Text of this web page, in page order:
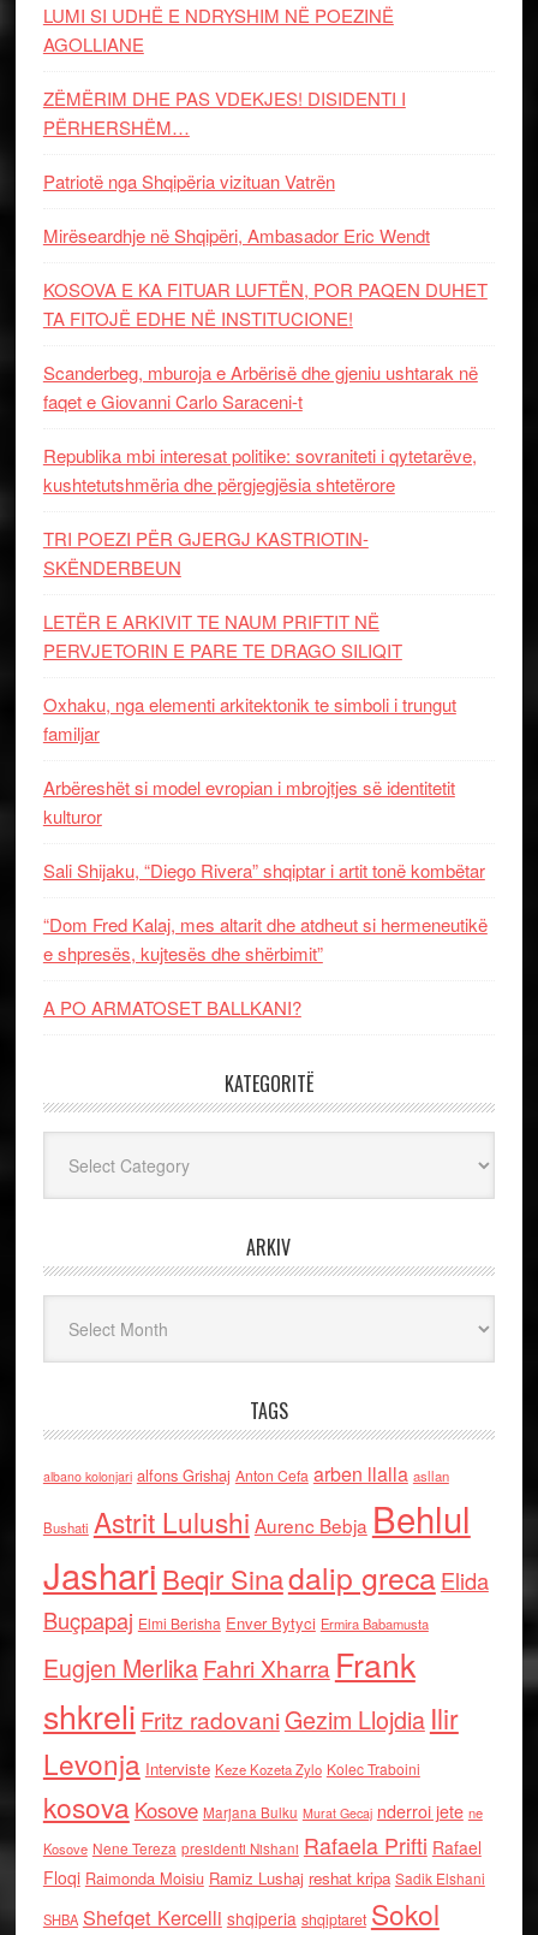
LUMI SI UDHË E NDRYSHIM NË POEZINË
AGOLLIANE
ZËMËRIM DHE PAS VDEKJES! DISIDENTI I
PËRHERSHËM…
Patriotë nga Shqipëria vizituan Vatrën
Mirëseardhje në Shqipëri, Ambasador Eric Wendt
KOSOVA E KA FITUAR LUFTËN, POR PAQEN DUHET
TA FITOJË EDHE NË INSTITUCIONE!
Scanderbeg, mburoja e Arbërisë dhe gjeniu ushtarak në
faqet e Giovanni Carlo Saraceni-t
Republika mbi interesat politike: sovraniteti i qytetarëve,
kushtetutshmëria dhe përgjegjësia shtetërore
TRI POEZI PËR GJERGJ KASTRIOTIN-
SKËNDERBEUN
LETËR E ARKIVIT TE NAUM PRIFTIT NË
PERVJETORIN E PARE TE DRAGO SILIQIT
Oxhaku, nga elementi arkitektonik te simboli i trungut
familjar
Arbëreshët si model evropian i mbrojtjes së identitetit
kulturor
Sali Shijaku, “Diego Rivera” shqiptar i artit tonë kombëtar
“Dom Fred Kalaj, mes altarit dhe atdheut si hermeneutikë
e shpresës, kujtesës dhe shërbimit”
A PO ARMATOSET BALLKANI?
KATEGORITË
ARKIV
TAGS
albano kolonjari alfons Grishaj Anton Cefa arben llalla asllan
Bushati Astrit Lulushi Aurenc Bebja Behlul
Jashari Beqir Sinadalip grecaElida
Buçpapaj Elmi Berisha Enver Bytyci Ermira Babamusta
Eugjen MerlikaFahri Xharra Frank
shkreli Fritz radovaniGezim Llojdia Ilir
Levonja Interviste Keze Kozeta Zylo Kolec Traboini
kosova Kosove Marjana Bulku Murat Gecaj nderroi jete ne
Kosove Nene Tereza presidenti Nishani Rafaela Prifti Rafael
Floqi Raimonda Moisiu Ramiz Lushaj reshat kripa Sadik Elshani
SHBA Shefqet Kercelli shqiperia shqiptaret Sokol